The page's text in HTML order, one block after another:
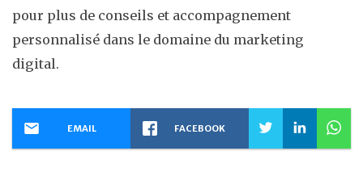
pour plus de conseils et accompagnement
personnalisé dans le domaine du marketing
digital.
EMAIL FACEBOOK